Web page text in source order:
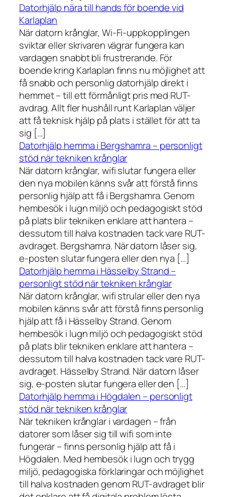
Datorhjälp nära till hands för boende vid
Karlaplan
När datorn krånglar, Wi-Fi-uppkopplingen
sviktar eller skrivaren vägrar fungera kan
vardagen snabbt bli frustrerande. För
boende kring Karlaplan finns nu möjlighet att
få snabb och personlig datorhjälp direkt i
hemmet – till ett förmånligt pris med RUT-
avdrag. Allt fler hushåll runt Karlaplan väljer
att få teknisk hjälp på plats i stället för att ta
sig […]
Datorhjälp hemma i Bergshamra – personligt
stöd när tekniken krånglar
När datorn krånglar, wifi slutar fungera eller
den nya mobilen känns svår att förstå finns
personlig hjälp att få i Bergshamra. Genom
hembesök i lugn miljö och pedagogiskt stöd
på plats blir tekniken enklare att hantera –
dessutom till halva kostnaden tack vare RUT-
avdraget. Bergshamra. När datorn låser sig,
e-posten slutar fungera eller den nya […]
Datorhjälp hemma i Hässelby Strand –
personligt stöd när tekniken krånglar
När datorn krånglar, wifi strular eller den nya
mobilen känns svår att förstå finns personlig
hjälp att få i Hässelby Strand. Genom
hembesök i lugn miljö och pedagogiskt stöd
på plats blir tekniken enklare att hantera –
dessutom till halva kostnaden tack vare RUT-
avdraget. Hässelby Strand. När datorn låser
sig, e-posten slutar fungera eller den […]
Datorhjälp hemma i Högdalen – personligt
stöd när tekniken krånglar
När tekniken krånglar i vardagen – från
datorer som låser sig till wifi som inte
fungerar – finns personlig hjälp att få i
Högdalen. Med hembesök i lugn och trygg
miljö, pedagogiska förklaringar och möjlighet
till halva kostnaden genom RUT-avdraget blir